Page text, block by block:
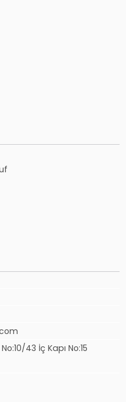
43 İç Kapı No:15